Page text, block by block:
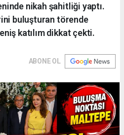
nikah şahitliği yaptı.
buluşturan törende
katılım dikkat çekti.
ABONE OL